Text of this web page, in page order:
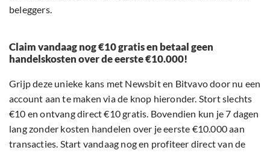
beleggers.
Claim vandaag nog €10 gratis en betaal geen
handelskosten over de eerste €10.000!
Grijp deze unieke kans met Newsbit en Bitvavo door nu een
account aan te maken via de knop hieronder. Stort slechts
€10 en ontvang direct €10 gratis. Bovendien kun je 7 dagen
lang zonder kosten handelen over je eerste €10.000 aan
transacties. Start vandaag nog en profiteer direct van de